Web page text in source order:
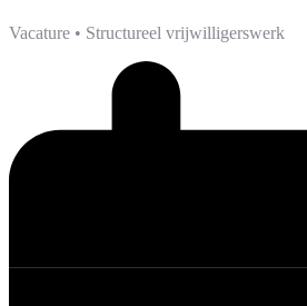
Vacature • Structureel vrijwilligerswerk